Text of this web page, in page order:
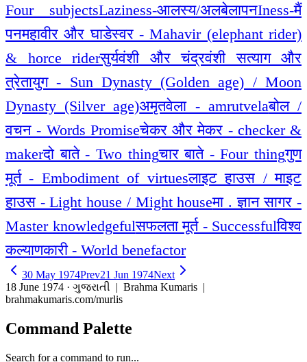
Four subjectsLaziness-आलस्य/अलबेलापनIness-मैं
पनमहावीर और घाडेस्वर - Mahavir (elephant rider)
& horce riderसुर्यवंशी और चंद्रवंशी सत्याग और
त्रेतायुग - Sun Dynasty (Golden age) / Moon
Dynasty (Silver age)अमृतवेला - amrutvelaबोल /
वचन - Words Promiseचेकर और मेकर - checker &
makerदो बाते - Two thingचार बाते - Four thingगुण
मूर्त - Embodiment of virtuesलाइट हाउस / माइट
हाउस - Light house / Might houseमा . ज्ञान सागर -
Master knowledgefulसफलता मूर्त - Successfulविश्व
कल्याणकारी - World benefactor
30 May 1974Prev21 Jun 1974Next
18 June 1974 · ગુજરાતી | Brahma Kumaris |
brahmakumaris.com/murlis
Command Palette
Search for a command to run...